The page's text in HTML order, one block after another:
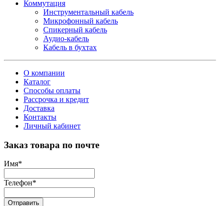
Коммутация
Инструментальный кабель
Микрофонный кабель
Спикерный кабель
Аудио-кабель
Кабель в бухтах
О компании
Каталог
Способы оплаты
Рассрочка и кредит
Доставка
Контакты
Личный кабинет
Заказ товара по почте
Имя*
Телефон*
Отправить